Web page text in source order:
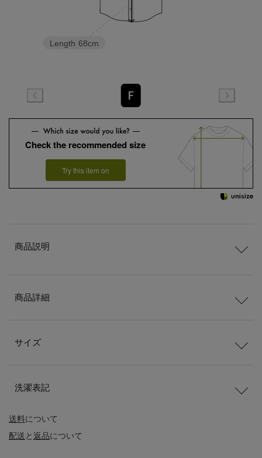
Length 68cm
F
Check the recommended size
Try this item on
送料について
配送と返品について
商品説明
商品詳細
サイズ
洗濯表記